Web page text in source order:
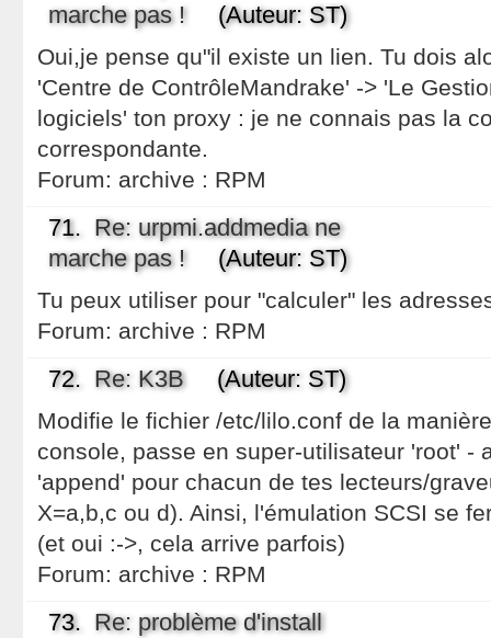
marche pas !(Auteur: ST)
Oui,je pense qu"il existe un lien. Tu dois
'Centre de ContrôleMandrake' -> 'Le
logiciels' ton proxy : je ne connais pas la
correspondante.
Forum: archive : RPM
71. Re: urpmi.addmedia ne
marche pas !(Auteur: ST)
Tu peux utiliser pour "calculer" les
Forum: archive : RPM
72. Re: K3B(Auteur: ST)
Modifie le fichier /etc/lilo.conf de la
console, passe en super-utilisateur 'root' -
'append' pour chacun de tes lecteurs/
X=a,b,c ou d). Ainsi, l'émulation SCSI se
(et oui :->, cela arrive parfois)
Forum: archive : RPM
73. Re: problème d'install